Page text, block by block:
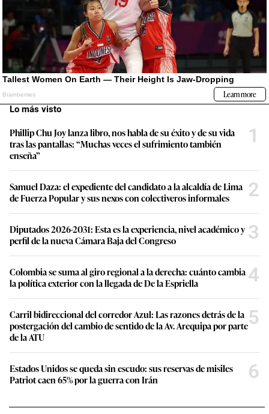
Lo más visto
Phillip Chu Joy lanza libro, nos habla de su éxito y de su vida
tras las pantallas: “Muchas veces el sufrimiento también
enseña”
1
Samuel Daza: el expediente del candidato a la alcaldía de Lima
de Fuerza Popular y sus nexos con colectiveros informales
2
Diputados 2026-2031: Esta es la experiencia, nivel académico y
perfil de la nueva Cámara Baja del Congreso
3
Colombia se suma al giro regional a la derecha: cuánto cambia
la política exterior con la llegada de De la Espriella
4
Carril bidireccional del corredor Azul: Las razones detrás de la
postergación del cambio de sentido de la Av. Arequipa por parte
de la ATU
5
Estados Unidos se queda sin escudo: sus reservas de misiles
Patriot caen 65% por la guerra con Irán
6